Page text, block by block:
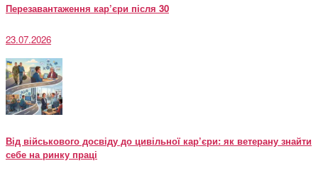
Перезавантаження кар’єри після 30
23.07.2026
Від військового досвіду до цивільної кар’єри: як ветерану знайти
себе на ринку праці